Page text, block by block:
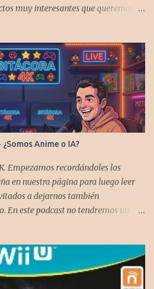
muy interesantes que queremos
de podcast y nos dejan
redes. Spotify YouTube. Twitter -
Instagram -
cronicasgoomba/ Facebook -
Si no estamos en tu
el código rss:
podcast/rss
Anime o IA?
Empezamos recordándoles los
en nuestra página para luego leer
a dejarnos también
En este podcast no tendremos un
que no estarían aquí si no es por
los que nos agregan a sus
dejan comentarios en las cuentas de